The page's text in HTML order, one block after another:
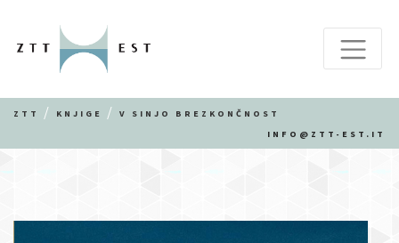
ZTT KNJIGE
V SINJO BREZKONČNOST
INFO@ZTT-EST.IT